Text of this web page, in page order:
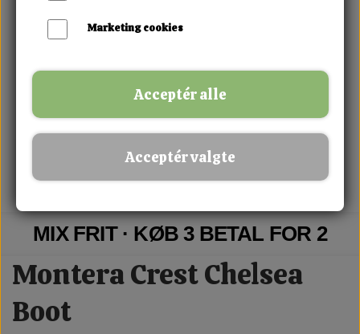
MIX FRIT · KØB 3 BETAL FOR 2
Montera Crest Chelsea
Boot
Marketing cookies
Acceptér alle
Acceptér valgte